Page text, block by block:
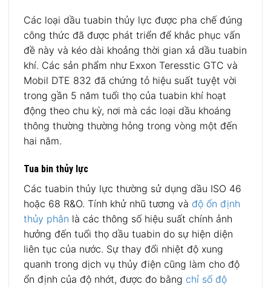
Các loại dầu tuabin thủy lực được pha chế đúng
công thức đã được phát triển để khắc phục vấn
đề này và kéo dài khoảng thời gian xả dầu tuabin
khí. Các sản phẩm như Exxon Teresstic GTC và
Mobil DTE 832 đã chứng tỏ hiệu suất tuyệt vời
trong gần 5 năm tuổi thọ của tuabin khí hoạt
động theo chu kỳ, nơi mà các loại dầu khoáng
thông thường thường hỏng trong vòng một đến
hai năm.
Tua bin thủy lực
Các tuabin thủy lực thường sử dụng dầu ISO 46
hoặc 68 R&O. Tính khử nhũ tương và độ ổn định
thủy phân là các thông số hiệu suất chính ảnh
hưởng đến tuổi thọ dầu tuabin do sự hiện diện
liên tục của nước. Sự thay đổi nhiệt độ xung
quanh trong dịch vụ thủy điện cũng làm cho độ
ổn định của độ nhớt, được đo bằng chỉ số độ